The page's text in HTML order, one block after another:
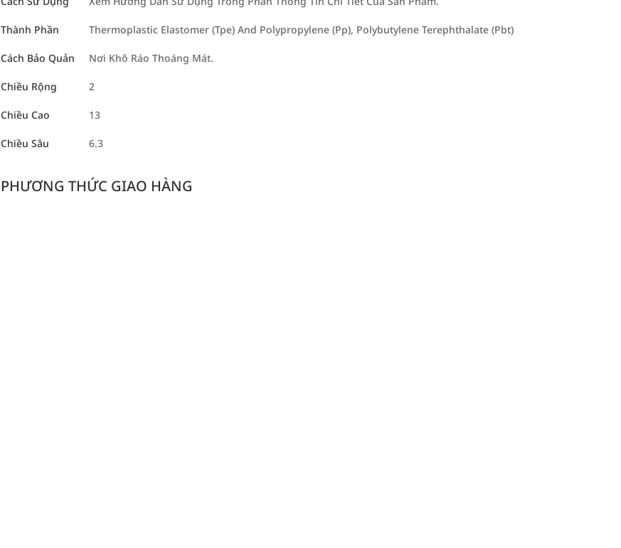
Thành Phần Thermoplastic Elastomer (Tpe) And Polypropylene (Pp), Polybutylene Terephthalate (Pbt)
Cách Bảo Quản Nơi Khô Ráo Thoáng Mát.
Chiều Rộng 2
Chiều Cao 13
Chiều Sâu 6.3
PHƯƠNG THỨC GIAO HÀNG